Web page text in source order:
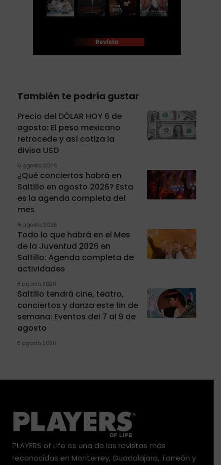
También te podría gustar
Precio del DÓLAR HOY 6 de
agosto: El peso mexicano
retrocede y así cotiza la
divisa USD
6 agosto, 2026
¿Qué conciertos habrá en
Saltillo en agosto 2026? Esta
es la agenda completa del
mes
6 agosto, 2026
Todo lo que habrá en el Mes
de la Juventud 2026 en
Saltillo: Agenda completa de
actividades
5 agosto, 2026
Saltillo tendrá cine, teatro,
conciertos y danza este fin de
semana: Eventos del 7 al 9 de
agosto
5 agosto, 2026
PLAYERS of Life es una de las revistas más
reconocidas en Monterrey, Guadalajara, Torreón y